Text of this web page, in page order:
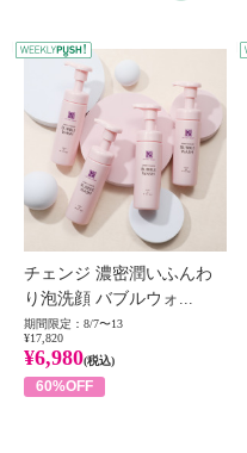
チェンジ 濃密潤いふんわ
り泡洗顔 バブルウォ...
期間限定：8/7〜13
¥17,820
¥6,980(税込)
60%OFF